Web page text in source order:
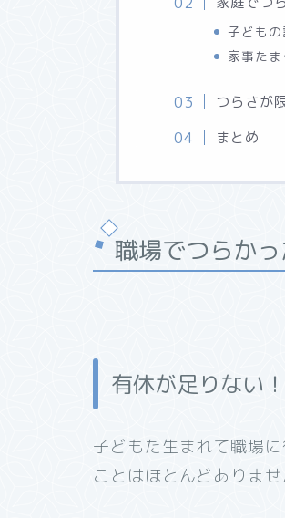
子どもの
家事たま
つらさが
まとめ
職場でつらか
有休が足りない！
子どもた生まれて職場
ことはほとんどありませ